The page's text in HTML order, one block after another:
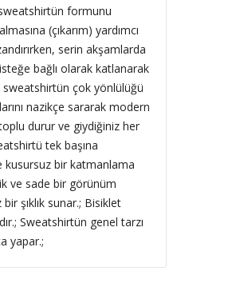
formunu
(çıkarım) yardımcı
serin akşamlarda
bağlı olarak katlanarak
çok yönlülüğü
nazikçe sararak modern
durur ve giydiğiniz her
tek başına
kusursuz bir katmanlama
ve sade bir görünüm
şıklık sunar.; Bisiklet
Sweatshirtün genel tarzı
yapar.;